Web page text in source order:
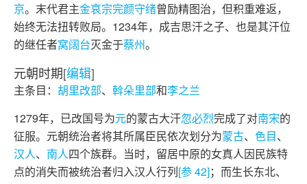
京。末代君主金哀宗完颜守绪曾励精图治，但积重难返，
始终无法扭转败局。1234年，成吉思汗之子、也是其汗位
的继任者窝阔台灭金于蔡州。
元朝时期[编辑]
主条目： 胡里改部、 斡朵里部和李之兰
1279年，已改国号为元的蒙古大汗忽必烈完成了对南宋的
征服。元朝统治者将其所属臣民依次划分为蒙古、 色目、
汉人、 南人四个族群。当时，留居中原的女真人因民族特
点的消失而被统治者归入汉人行列[参 42]；而生长东北、